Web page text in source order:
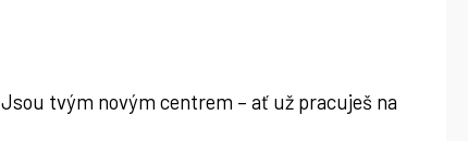
tvým novým centrem – ať už pracuješ na